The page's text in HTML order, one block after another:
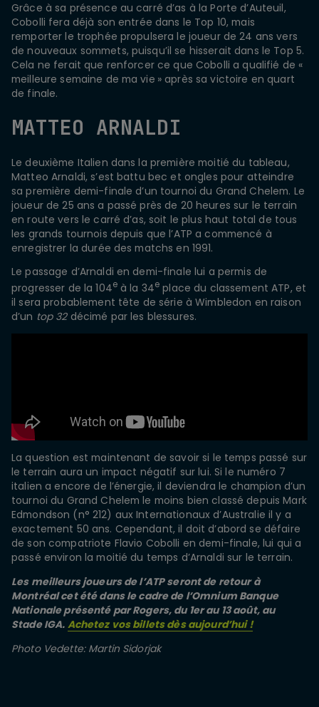
Grâce à sa présence au carré d’as à la Porte d’Auteuil,
Cobolli fera déjà son entrée dans le Top 10, mais
remporter le trophée propulsera le joueur de 24 ans vers
de nouveaux sommets, puisqu’il se hisserait dans le Top 5.
Cela ne ferait que renforcer ce que Cobolli a qualifié de «
meilleure semaine de ma vie » après sa victoire en quart
de finale.
MATTEO ARNALDI
Le deuxième Italien dans la première moitié du tableau,
Matteo Arnaldi, s’est battu bec et ongles pour atteindre
sa première demi-finale d’un tournoi du Grand Chelem. Le
joueur de 25 ans a passé près de 20 heures sur le terrain
en route vers le carré d’as, soit le plus haut total de tous
les grands tournois depuis que l’ATP a commencé à
enregistrer la durée des matchs en 1991.
Le passage d’Arnaldi en demi-finale lui a permis de
progresser de la 104eà la 34e place du classement ATP, et
il sera probablement tête de série à Wimbledon en raison
d’un top 32décimé par les blessures.
La question est maintenant de savoir si le temps passé sur
le terrain aura un impact négatif sur lui. Si le numéro 7
italien a encore de l’énergie, il deviendra le champion d’un
tournoi du Grand Chelem le moins bien classé depuis Mark
Edmondson (n° 212) aux Internationaux d’Australie il y a
exactement 50 ans. Cependant, il doit d’abord se défaire
de son compatriote Flavio Cobolli en demi-finale, lui qui a
passé environ la moitié du temps d’Arnaldi sur le terrain.
Les meilleurs joueurs de l’ATP seront de retour à
Montréal cet été dans le cadre de l’Omnium Banque
Nationale présenté par Rogers, du 1er au 13 août, au
Stade IGA. Achetez vos billets dès aujourd’hui !
Photo Vedette: Martin Sidorjak